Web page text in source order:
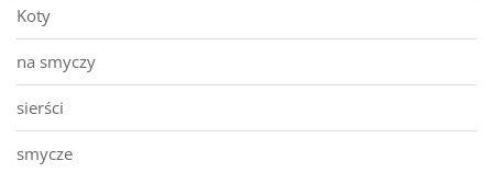
Koty
na smyczy
sierści
smycze